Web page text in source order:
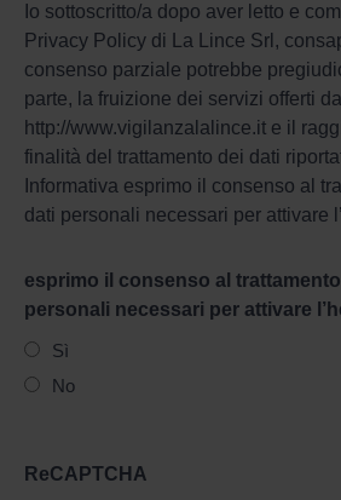
parte della nostra Società nel
normativa sopra richiamata.
La informiamo che:
attuando la procedura
all’area “Iscrizione
comunicare il suo
suo nome e cognome;
preventivo” dovrà
nome e cognome,
allegare il proprio
Io sottoscritto/a dopo aver letto e
Privacy Policy di La Lince Srl,
consenso parziale potrebbe
parte, la fruizione dei servizi offerti
http://www.vigilanzalalince.it e il
finalità del trattamento dei dati
Informativa esprimo il consenso al
dati personali necessari per attivare l’
esprimo il consenso al
personali necessari per attivare
Sì
No
ReCAPTCHA